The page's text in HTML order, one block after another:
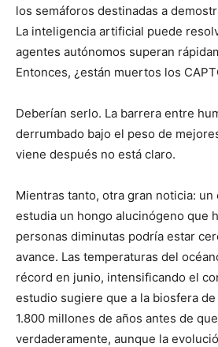
los semáforos destinadas a
La inteligencia artificial puede
agentes autónomos superan
Entonces, ¿están muertos los
Deberían serlo. La barrera entre
derrumbado bajo el peso de
viene después no está claro.
Mientras tanto, otra gran noticia: un
estudia un hongo alucinógeno que
personas diminutas podría estar
avance. Las temperaturas del
récord en junio, intensificando el
estudio sugiere que a la biosfera
1.800 millones de años antes de
verdaderamente, aunque la